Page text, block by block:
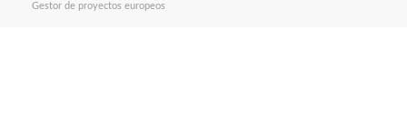
Gestor de proyectos europeos